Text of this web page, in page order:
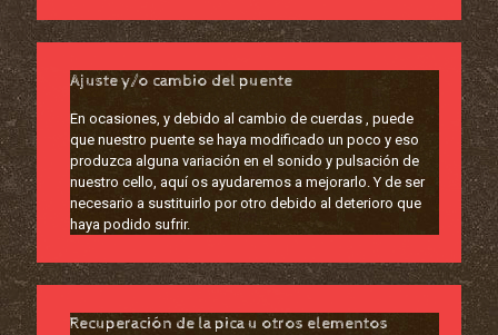
Ajuste y/o cambio del puente
En ocasiones, y debido al cambio de cuerdas , puede
que nuestro puente se haya modificado un poco y eso
produzca alguna variación en el sonido y pulsación de
nuestro cello, aquí os ayudaremos a mejorarlo. Y de ser
necesario a sustituirlo por otro debido al deterioro que
haya podido sufrir.
Recuperación de la pica u otros elementos